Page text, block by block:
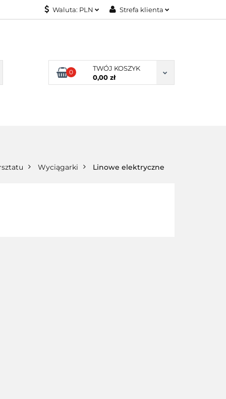
Waluta: PLN Strefa klienta
Dodaj zgłoszenie
Zgody cookies
0
TWÓJ KOSZYK
0,00 zł
KONTAKT
Wyciągarki Linowe elektryczne